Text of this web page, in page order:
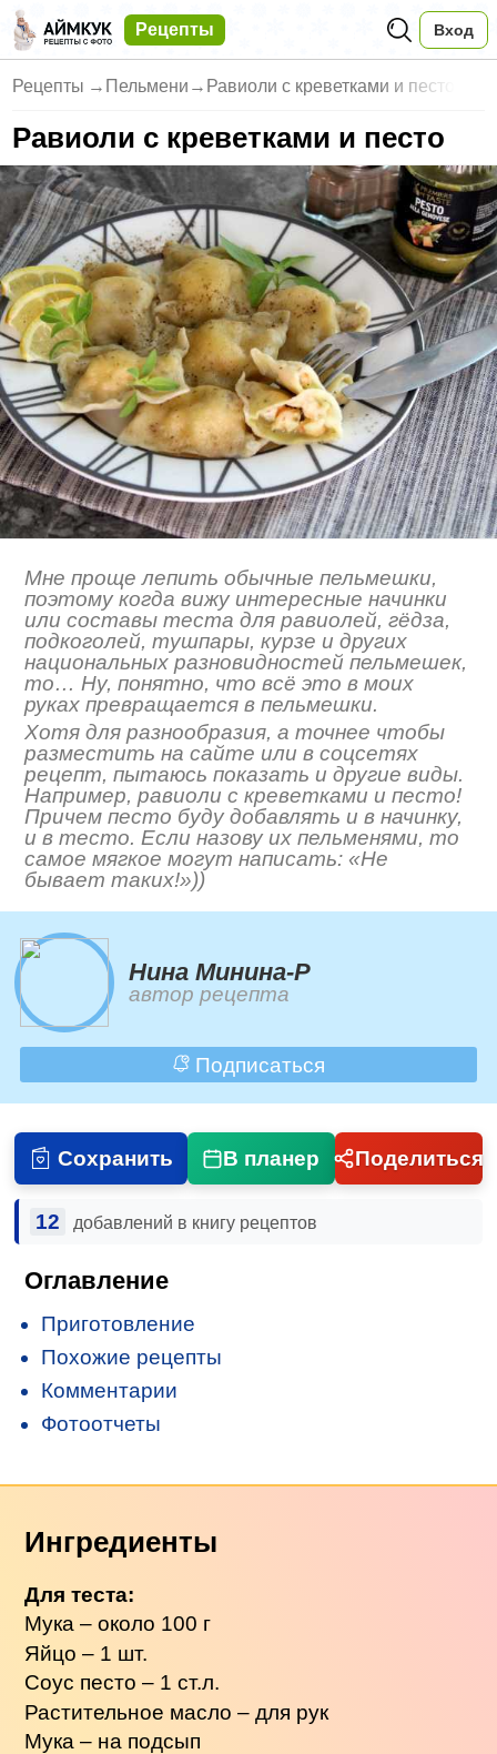
Рецепты Вход
Рецепты → Пельмени → Равиоли с креветками и песто
Равиоли с креветками и песто
Мне проще лепить обычные пельмешки,
поэтому когда вижу интересные начинки
или составы теста для равиолей, гёдза,
подкоголей, тушпары, курзе и других
национальных разновидностей пельмешек,
то… Ну, понятно, что всё это в моих
руках превращается в пельмешки.
Хотя для разнообразия, а точнее чтобы
разместить на сайте или в соцсетях
рецепт, пытаюсь показать и другие виды.
Например, равиоли с креветками и песто!
Причем песто буду добавлять и в начинку,
и в тесто. Если назову их пельменями, то
самое мягкое могут написать: «Не
бывает таких!»))
Нина Минина-Р
автор рецепта
Подписаться
Сохранить В планер Поделиться
12 добавлений в книгу рецептов
Оглавление
Приготовление
Похожие рецепты
Комментарии
Фотоотчеты
Ингредиенты
Для теста:
Мука – около 100 г
Яйцо – 1 шт.
Соус песто – 1 ст.л.
Растительное масло – для рук
Мука – на подсып